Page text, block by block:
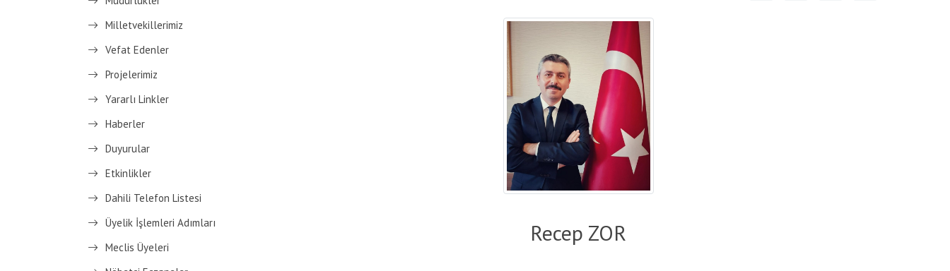
Milletvekillerimiz
Vefat Edenler
Projelerimiz
Yararlı Linkler
Haberler
Duyurular
Etkinlikler
Dahili Telefon Listesi
Üyelik İşlemleri Adımları
Meclis Üyeleri
Recep ZOR